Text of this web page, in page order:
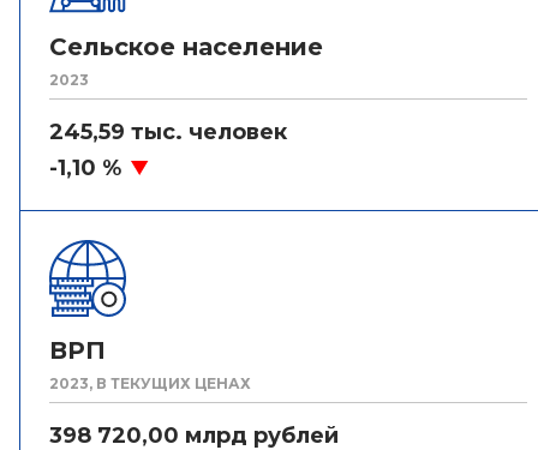
Сельское население
2023
245,59 тыс. человек
-1,10 %
ВРП
2023, В ТЕКУЩИХ ЦЕНАХ
398 720,00 млрд рублей